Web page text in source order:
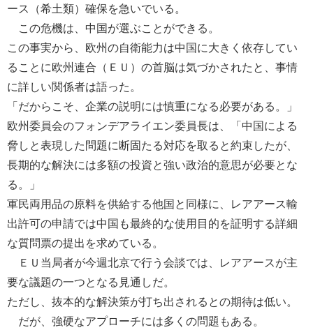
ース（希土類）確保を急いでいる。
この危機は、中国が選ぶことができる。
この事実から、欧州の自衛能力は中国に大きく依存してい
ることに欧州連合（ＥＵ）の首脳は気づかされたと、事情
に詳しい関係者は語った。
「だからこそ、企業の説明には慎重になる必要がある。」
欧州委員会のフォンデアライエン委員長は、「中国による
脅しと表現した問題に断固たる対応を取ると約束したが、
長期的な解決には多額の投資と強い政治的意思が必要とな
る。」
軍民両用品の原料を供給する他国と同様に、レアアース輸
出許可の申請では中国も最終的な使用目的を証明する詳細
な質問票の提出を求めている。
ＥＵ当局者が今週北京で行う会談では、レアアースが主
要な議題の一つとなる見通しだ。
ただし、抜本的な解決策が打ち出されるとの期待は低い。
だが、強硬なアプローチには多くの問題もある。